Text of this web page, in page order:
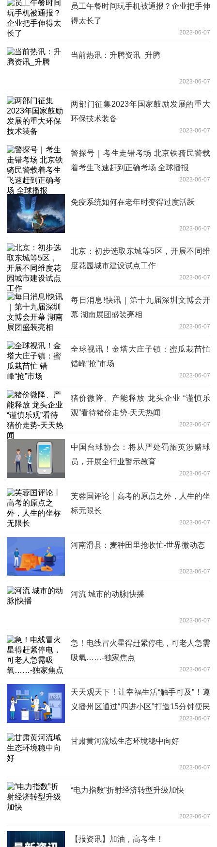
员工午餐时间玩手机被通报？企业把手伸
得太长了
2023-06-07
当前热讯：升腾资讯_升腾
2023-06-07
两部门征集2023年国家鼓励发展的重大
环保技术装备
2023-06-07
警探号｜考生走错考场 北京铁骑民警载
着考生飞速赶到正确考场 全球播报
2023-06-07
免疫系统如何在老年时变得过度活跃
2023-06-07
北京：初步选取东城等5区，开展不同维
度花园城市建设试点工作
2023-06-07
每日消息!快讯｜第十九届深圳文博会开
幕 湖南展团盛装亮相
2023-06-07
全球视讯！金塔大庄子镇：蜜瓜栽苗忙
错峰“抢”市场
2023-06-07
猪价微降、产能释放 龙头企业 “谨慎乐
观”看待猪价走势-天天热闻
2023-06-07
中国台球协会：将从严处罚旅英涉赌球
员，开展全行业警示教育
2023-06-07
芙蓉国评论丨高考的原点之外，人生的坐
标无限长
2023-06-07
河南滑县：麦种田里抢收忙-世界微动态
2023-06-07
河流 城市的动脉|快播
2023-06-07
急！电线冒火星得赶紧停电，可老人急需
吸氧……-独家焦点
2023-06-07
天天观天下！让幸福生活“触手可及”！遵
义播州区通过“四进小区”打造15分钟便民
2023-06-07
甘肃黄河流域生态环境稳中向好
2023-06-07
“电力指数”折射经济转型升级加快
2023-06-07
【报资讯】加油，高考生！